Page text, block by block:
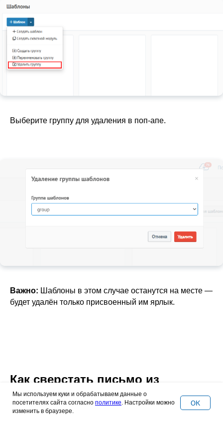
Выберите группу для удаления в поп-апе.
Важно: Шаблоны в этом случае останутся на месте —
будет удалён только присвоенный им ярлык.
Как сверстать письмо из
шаблона в Mailganer
Мы используем куки и обрабатываем данные о
посетителях сайта согласно политике. Настройки можно
изменить в браузере.
OK